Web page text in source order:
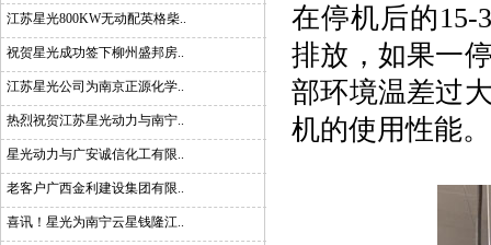
江苏星光800KW无动配英格柴..
祝贺星光成功签下柳州盛邦房..
江苏星光公司为南京正源化学..
热烈祝贺江苏星光动力与南宁..
星光动力与广安诚信化工有限..
老客户广西金利建设集团有限..
喜讯！星光为南宁云星钱隆江..
在停机后的15-
排放，如果一
部环境温差过
机的使用性能。